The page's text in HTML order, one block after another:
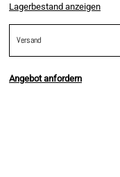
Lagerbestand anzeigen
Versand
Angebot anfordern